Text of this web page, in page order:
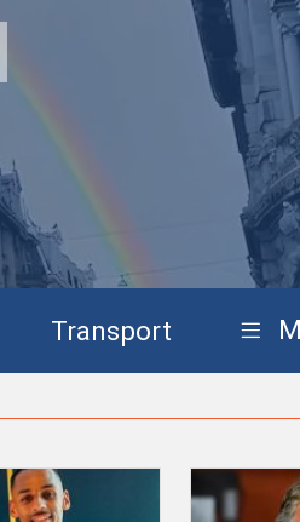
Transport